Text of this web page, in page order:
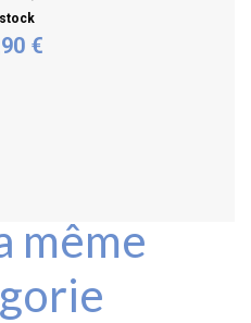
€
même